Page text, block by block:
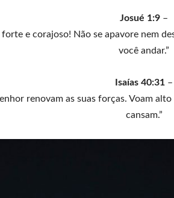
Josué 1:9 –
e corajoso! Não se apavore nem
você andar.”
Isaías 40:31 –
renovam as suas forças. Voam
cansam.”